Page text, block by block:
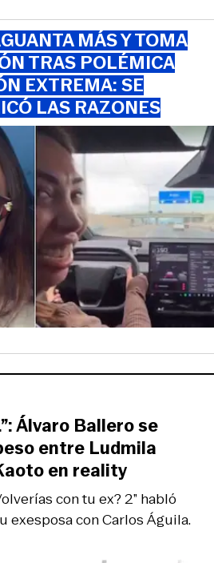
MÁS Y TOMA
TRAS POLÉMICA
EXTREMA: SE
LAS RAZONES
con tu ex? 2” habló
exesposa con Carlos Águila.
Álvaro Ballero se
entre Ludmila
en reality